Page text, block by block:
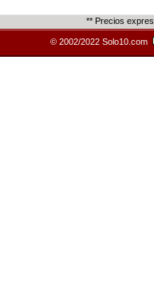
** Precios
© 2002/2022 Solo10.com